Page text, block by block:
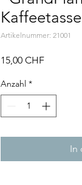
Artikelnummer: 21001
15,00 CHFPreis
Anzahl *
In